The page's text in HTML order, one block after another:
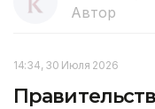
Автор
14:34, 30 Июля 2026